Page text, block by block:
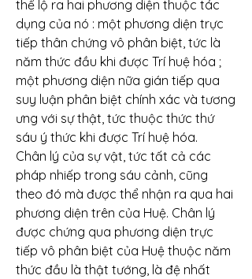
thể lộ ra hai phương diện thuộc tác
dụng của nó : một phương diện trực
tiếp thân chứng vô phân biệt, tức là
năm thức đầu khi được Trí huệ hóa ;
một phương diện nữa gián tiếp qua
suy luận phân biệt chính xác và tương
ưng với sự thật, tức thuộc thức thứ
sáu ý thức khi được Trí huệ hóa.
Chân lý của sự vật, tức tất cả các
pháp nhiếp trong sáu cảnh, cũng
theo đó mà được thể nhận ra qua hai
phương diện trên của Huệ. Chân lý
được chứng qua phương diện trực
tiếp vô phân biệt của Huệ thuộc năm
thức đầu là thật tướng, là đệ nhất